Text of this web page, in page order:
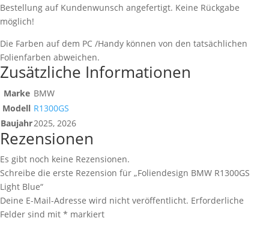
Bestellung auf Kundenwunsch angefertigt. Keine Rückgabe
möglich!
Die Farben auf dem PC /Handy können von den tatsächlichen
Folienfarben abweichen.
Zusätzliche Informationen
Marke BMW
Modell R1300GS
Baujahr2025, 2026
Rezensionen
Es gibt noch keine Rezensionen.
Schreibe die erste Rezension für „Foliendesign BMW R1300GS
Light Blue“
Deine E-Mail-Adresse wird nicht veröffentlicht. Erforderliche
Felder sind mit * markiert